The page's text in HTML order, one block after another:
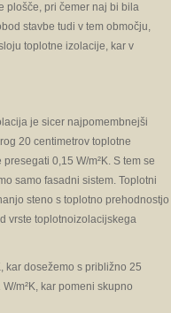
plošče, pri čemer naj bi bila
stavbe tudi v tem območju,
toplotne izolacije, kar v
je sicer najpomembnejši
20 centimetrov toplotne
0,15 W/m²K. S tem se
samo fasadni sistem. Toplotni
steno s toplotno prehodnostjo
vrste toplotnoizolacijskega
kar dosežemo s približno 25
m²K, kar pomeni skupno